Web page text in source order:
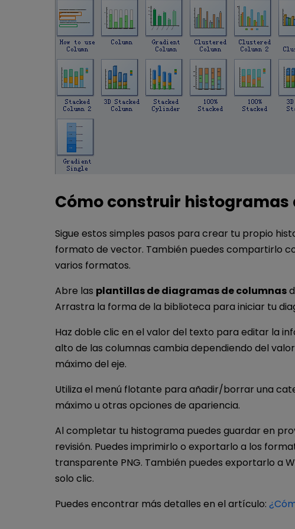
Cómo construir histogramas
Sigue estos simples pasos para crear tu propio
formato de vector. También puedes compartirlo
varios formatos.
Abre las plantillas de diagramas de columnas
Arrastra la forma de la biblioteca para iniciar tu
Haz doble clic en el valor del texto para editar la
alto de las columnas cambia dependiendo del
máximo del eje.
Utiliza el menú flotante para añadir/borrar una
máximo u otras opciones de apariencia.
Al completar tu histograma puedes guardar en
revisión. Puedes imprimirlo o exportarlo a los
transparente PNG. También puedes exportarlo a
solo clic.
Puedes encontrar más detalles en el artículo: